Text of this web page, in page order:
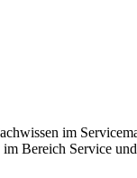
im
Bereich Service